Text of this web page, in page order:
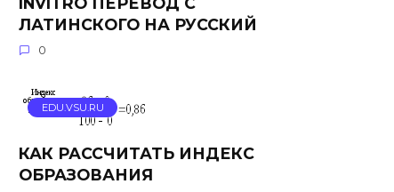
ЛАТИНСКОГО НА РУССКИЙ
0
EDU.VSU.RU
КАК РАССЧИТАТЬ ИНДЕКС
ОБРАЗОВАНИЯ